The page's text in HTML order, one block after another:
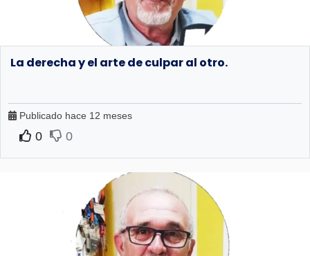
La derecha y el arte de culpar al otro.
Publicado hace 12 meses
0 0